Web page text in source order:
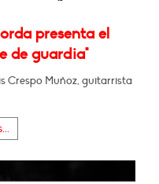
presenta el
de guardia"
Crespo Muñoz, guitarrista